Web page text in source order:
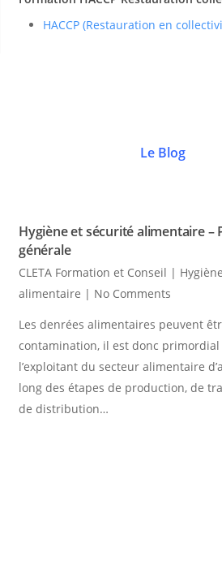
HACCP (Restauration en
Le Blog
Hygiène et sécurité alimentaire –
générale
CLETA Formation et Conseil |
alimentaire | No Comments
Les denrées alimentaires peuvent
contamination, il est donc
l’exploitant du secteur alimentaire
long des étapes de production, de
de distribution…